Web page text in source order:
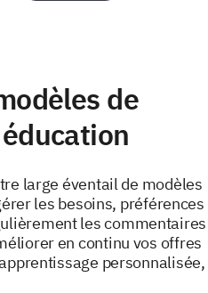
de
large éventail de modèles
les besoins, préférences
les commentaires
en continu vos offres
personnalisée,